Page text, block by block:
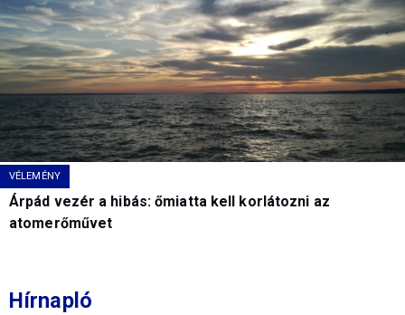
VÉLEMÉNY
Árpád vezér a hibás: őmiatta kell korlátozni az
atomerőművet
Hírnapló